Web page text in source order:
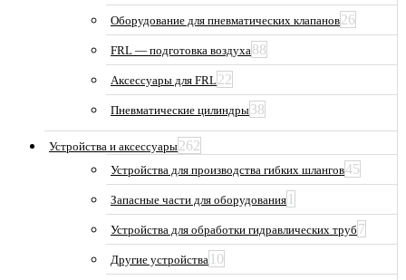
Оборудование для пневматических клапанов26
FRL — подготовка воздуха88
Аксессуары для FRL22
Пневматические цилиндры38
Устройства и аксессуары262
Устройства для производства гибких шлангов45
Запасные части для оборудования 1
Устройства для обработки гидравлических труб 7
Другие устройства 10